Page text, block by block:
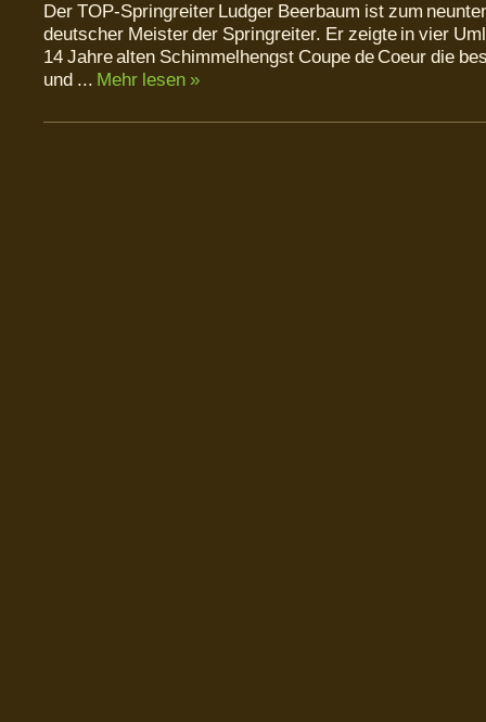
Der TOP-Springreiter Ludger Beerbaum ist zum
deutscher Meister der Springreiter. Er zeigte in vier
14 Jahre alten Schimmelhengst Coupe de Coeur die
und ... Mehr lesen »